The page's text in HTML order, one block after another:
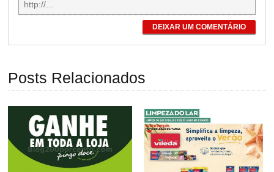
DEIXAR UM COMENTÁRIO
Posts Relacionados